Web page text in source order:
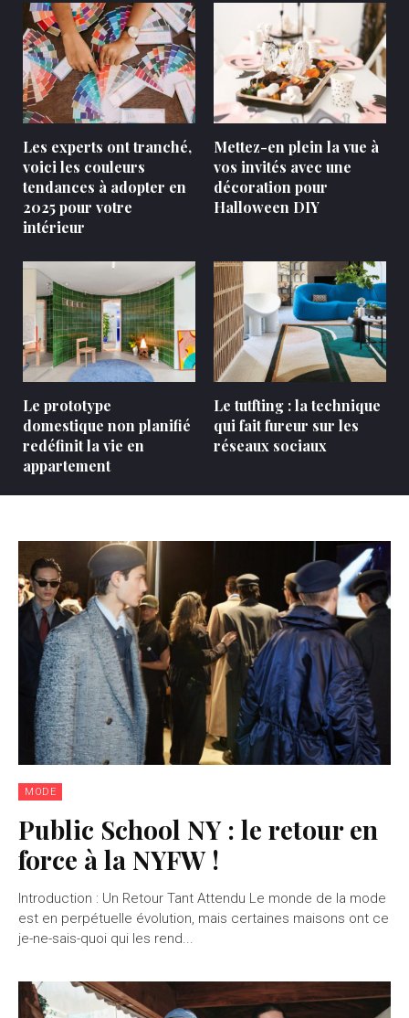
Les experts ont tranché,
voici les couleurs
tendances à adopter en
2025 pour votre
intérieur
Mettez-en plein la vue à
vos invités avec une
décoration pour
Halloween DIY
Le prototype
domestique non planifié
redéfinit la vie en
appartement
Le tutfting : la technique
qui fait fureur sur les
réseaux sociaux
MODE
Public School NY : le retour en
force à la NYFW !
Introduction : Un Retour Tant Attendu Le monde de la mode
est en perpétuelle évolution, mais certaines maisons ont ce
je-ne-sais-quoi qui les rend...